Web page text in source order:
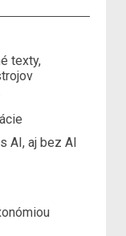
texty,
AI, aj bez AI